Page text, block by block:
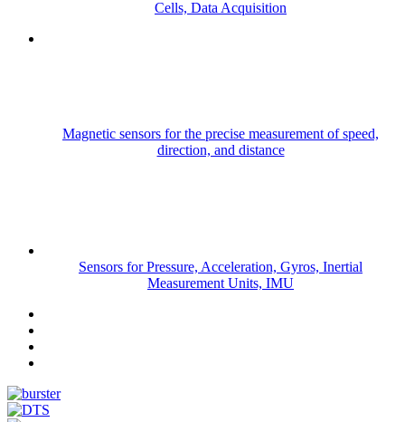
Cells, Data Acquisition
Magnetic sensors for the precise measurement of speed,
direction, and distance
Sensors for Pressure, Acceleration, Gyros, Inertial
Measurement Units, IMU